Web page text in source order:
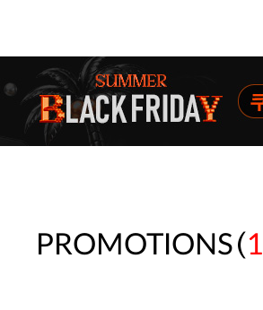
PROMOTIONS(1